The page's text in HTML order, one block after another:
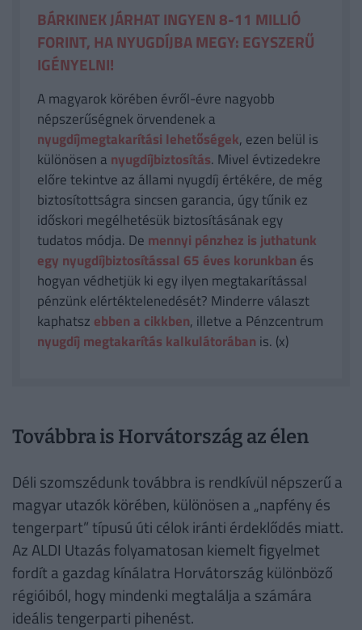
BÁRKINEK JÁRHAT INGYEN 8-11 MILLIÓ
FORINT, HA NYUGDÍJBA MEGY: EGYSZERŰ
IGÉNYELNI!
A magyarok körében évről-évre nagyobb
népszerűségnek örvendenek a
nyugdíjmegtakarítási lehetőségek, ezen belül is
különösen a nyugdíjbiztosítás. Mivel évtizedekre
előre tekintve az állami nyugdíj értékére, de még
biztosítottságra sincsen garancia, úgy tűnik ez
időskori megélhetésük biztosításának egy
tudatos módja. De mennyi pénzhez is juthatunk
egy nyugdíjbiztosítással 65 éves korunkban és
hogyan védhetjük ki egy ilyen megtakarítással
pénzünk elértéktelenedését? Minderre választ
kaphatsz ebben a cikkben, illetve a Pénzcentrum
nyugdíj megtakarítás kalkulátorában is. (x)
Továbbra is Horvátország az élen
Déli szomszédunk továbbra is rendkívül népszerű a
magyar utazók körében, különösen a „napfény és
tengerpart” típusú úti célok iránti érdeklődés miatt.
Az ALDI Utazás folyamatosan kiemelt figyelmet
fordít a gazdag kínálatra Horvátország különböző
régióiból, hogy mindenki megtalálja a számára
ideális tengerparti pihenést.